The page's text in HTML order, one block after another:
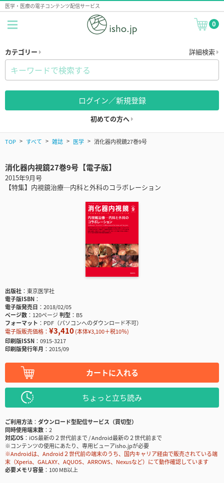
医学・医療の電子コンテンツ配信サービス
0
カテゴリー 詳細検索
ログイン／新規登録
初めての方へ
TOP すべて 雑誌 医学 消化器内視鏡27巻9号
消化器内視鏡27巻9号【電子版】
2015年9月号
【特集】内視鏡治療─内科と外科のコラボレーション
出版社
東京医学社
電子版ISBN
電子版発売日
2018/02/05
ページ数
120ページ判型
B5
フォーマット
PDF（パソコンへのダウンロード不可）
電子版販売価格： ¥3,410(本体¥3,100＋税10％)
印刷版ISSN
0915-3217
印刷版発行年月
2015/09
カートに入れる
ちょっと立ち読み
ご利用方法
ダウンロード型配信サービス（買切型）
同時使用端末数
2
対応OS
iOS最新の２世代前まで / Android最新の２世代前まで
※コンテンツの使用にあたり、専用ビューアisho.jpが必要
※Androidは、Android２世代前の端末のうち、国内キャリア経由で販売されている端
末（Xperia、GALAXY、AQUOS、ARROWS、Nexusなど）にて動作確認しています
必要メモリ容量
100 MB以上